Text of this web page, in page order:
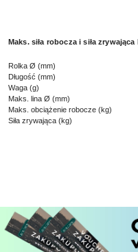
Maks. siła robocza i siła
Rolka Ø (mm)
Długość (mm)
Waga (g)
Maks. lina Ø (mm)
Maks. obciążenie robocze (kg)
Siła zrywająca (kg)